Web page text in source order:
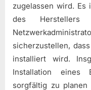
zugelassen wird. Es
des
sicherzustellen,
installiert wird.
Installation eines
sorgfältig zu